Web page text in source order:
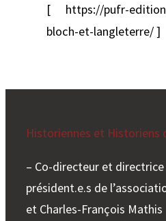
[ https://pufr-
bloch-et-langleterre/ ]
Historiennes et Historiens
– Co-directeur et
président.e.s de
et Charles-François Mathis